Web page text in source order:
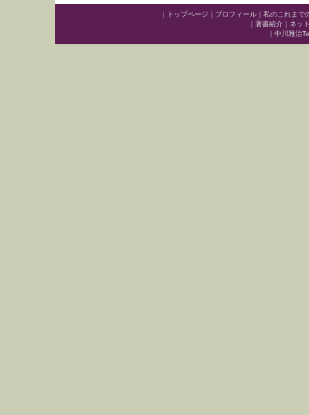
｜ トップページ ｜ プロフィール ｜ 私のこれまで
｜ 著書紹介 ｜ ネッ
｜ 中川雅治